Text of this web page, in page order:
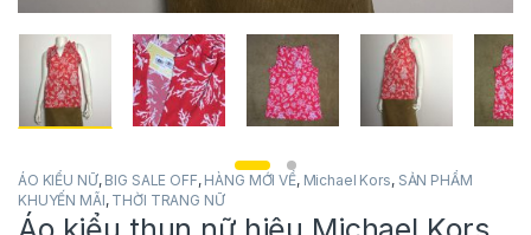
ÁO KIỂU NỮ, BIG SALE OFF, HÀNG MỚI VỀ, Michael Kors, SẢN PHẨM
KHUYẾN MÃI, THỜI TRANG NỮ